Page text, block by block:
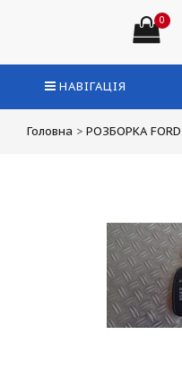
0
НАВІГАЦІЯ
Головна > РОЗБОРКА FORD